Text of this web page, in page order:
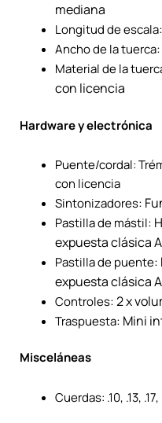
mediana
Longitud de escala
Ancho de la tuerca
Material de la
con licencia
Hardware y electrónica
Puente/cordal:
con licencia
Sintonizadores:
Pastilla de mástil:
expuesta clásica
Pastilla de puente:
expuesta clásica
Controles: 2 x
Traspuesta: Mini
Misceláneas
Cuerdas: .10, .13,